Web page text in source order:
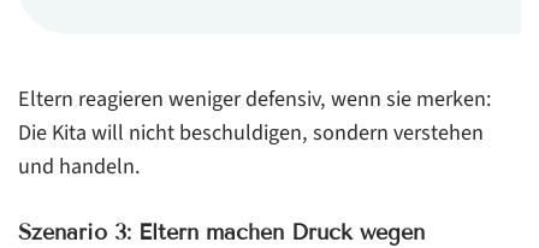
Eltern reagieren weniger defensiv, wenn sie merken:
Die Kita will nicht beschuldigen, sondern verstehen
und handeln.
Szenario 3: Eltern machen Druck wegen